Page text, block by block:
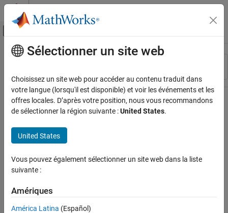
Passer au contenu
Activer/désactiver l'affichage du menu
Ressource
Contenu principal
Sélectionner un site web
Choisissez un site web pour accéder au contenu traduit dans
votre langue (lorsqu'il est disponible) et voir les événements et les
offres locales. D’après votre position, nous vous recommandons
de sélectionner la région suivante :United States.
United States
Vous pouvez également sélectionner un site web dans la liste
suivante :
Amériques
América Latina (Español)